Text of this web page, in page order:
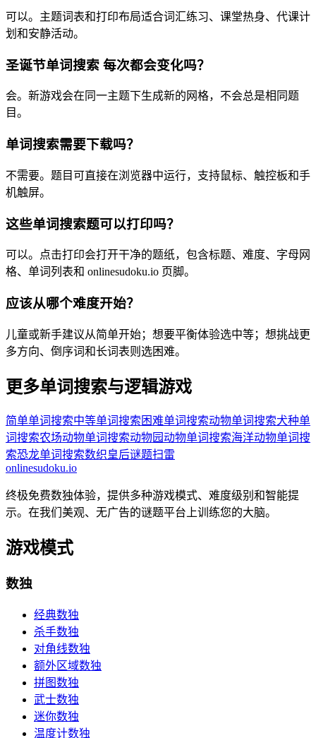
可以。主题词表和打印布局适合词汇练习、课堂热身、代课计
划和安静活动。
圣诞节单词搜索 每次都会变化吗？
会。新游戏会在同一主题下生成新的网格，不会总是相同题
目。
单词搜索需要下载吗？
不需要。题目可直接在浏览器中运行，支持鼠标、触控板和手
机触屏。
这些单词搜索题可以打印吗？
可以。点击打印会打开干净的题纸，包含标题、难度、字母网
格、单词列表和 onlinesudoku.io 页脚。
应该从哪个难度开始？
儿童或新手建议从简单开始；想要平衡体验选中等；想挑战更
多方向、倒序词和长词表则选困难。
更多单词搜索与逻辑游戏
简单单词搜索中等单词搜索 困难单词搜索动物单词搜索犬种单
词搜索农场动物单词搜索动物园动物单词搜索海洋动物单词搜
索恐龙单词搜索数织皇后谜题扫雷
onlinesudoku.io
终极免费数独体验，提供多种游戏模式、难度级别和智能提
示。在我们美观、无广告的谜题平台上训练您的大脑。
游戏模式
数独
经典数独
杀手数独
对角线数独
额外区域数独
拼图数独
武士数独
迷你数独
温度计数独